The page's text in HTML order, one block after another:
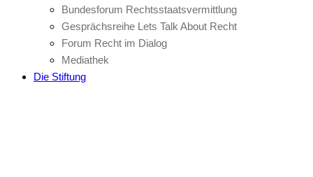
Bundesforum Rechtsstaatsvermittlung
Gesprächsreihe Lets Talk About Recht
Forum Recht im Dialog
Mediathek
Die Stiftung